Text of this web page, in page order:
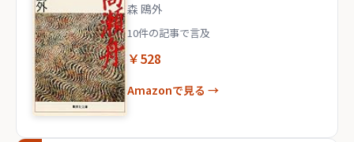
森 鴎外
10件の記事で言及
￥528
Amazonで見る →